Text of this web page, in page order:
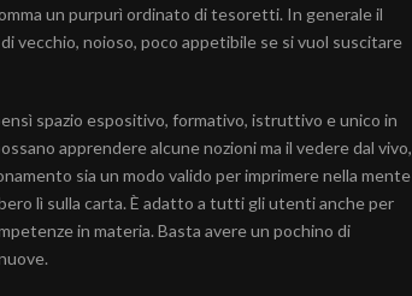
un purpurì ordinato di tesoretti. In generale il
vecchio, noioso, poco appetibile se si vuol suscitare
spazio espositivo, formativo, istruttivo e unico in
apprendere alcune nozioni ma il vedere dal vivo,
sia un modo valido per imprimere nella mente
lì sulla carta. È adatto a tutti gli utenti anche per
in materia. Basta avere un pochino di